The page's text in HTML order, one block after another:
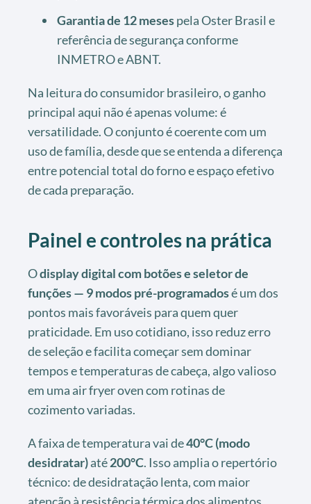
Garantia de 12 mesespela Oster Brasil e
referência de segurança conforme
INMETRO e ABNT.
Na leitura do consumidor brasileiro, o ganho
principal aqui não é apenas volume: é
versatilidade. O conjunto é coerente com um
uso de família, desde que se entenda a diferença
entre potencial total do forno e espaço efetivo
de cada preparação.
Painel e controles na prática
Odisplay digital com botões e seletor de
funções — 9 modos pré-programadosé um dos
pontos mais favoráveis para quem quer
praticidade. Em uso cotidiano, isso reduz erro
de seleção e facilita começar sem dominar
tempos e temperaturas de cabeça, algo valioso
em uma air fryer oven com rotinas de
cozimento variadas.
A faixa de temperatura vai de40°C (modo
desidratar)até200°C. Isso amplia o repertório
técnico: de desidratação lenta, com maior